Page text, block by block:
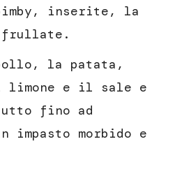
inserite, la
la patata,
e il sale e
fino ad
impasto morbido e